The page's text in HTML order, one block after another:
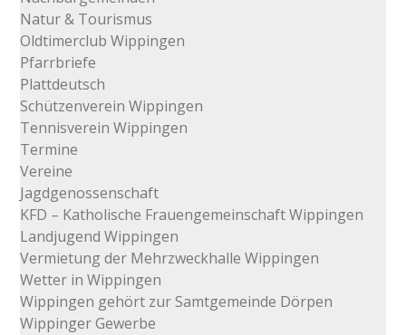
Natur & Tourismus
Oldtimerclub Wippingen
Pfarrbriefe
Plattdeutsch
Schützenverein Wippingen
Tennisverein Wippingen
Termine
Vereine
Jagdgenossenschaft
KFD – Katholische Frauengemeinschaft Wippingen
Landjugend Wippingen
Vermietung der Mehrzweckhalle Wippingen
Wetter in Wippingen
Wippingen gehört zur Samtgemeinde Dörpen
Wippinger Gewerbe